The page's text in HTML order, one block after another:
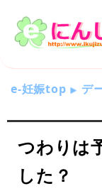
e-妊娠top デ
つわりは
した？